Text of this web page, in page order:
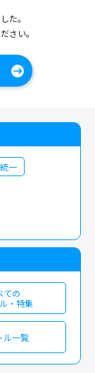
た。
さい。
一
ての
・特集
ル一覧